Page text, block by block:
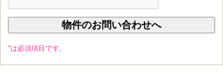
*は必須項目です。